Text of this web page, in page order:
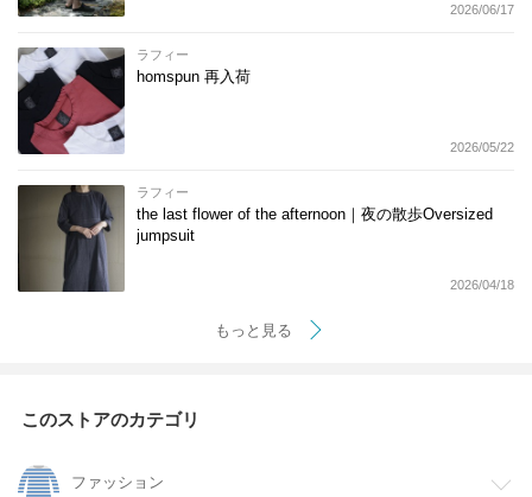
2026/06/17
ラフィー
homspun 再入荷
2026/05/22
ラフィー
the last flower of the afternoon｜夜の散歩Oversized
jumpsuit
2026/04/18
もっと見る
このストアのカテゴリ
ファッション